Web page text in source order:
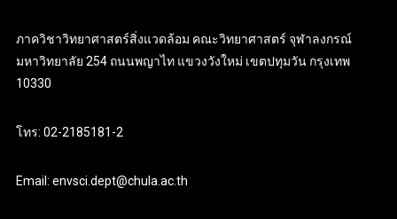
ภาควิชาวิทยาศาสตร์สิ่งแวดล้อม คณะวิทยาศาสตร์ จุฬาลงกรณ์
มหาวิทยาลัย 254 ถนนพญาไท แขวงวังใหม่ เขตปทุมวัน กรุงเทพ
10330
โทร: 02-2185181-2
Email: envsci.dept@chula.ac.th